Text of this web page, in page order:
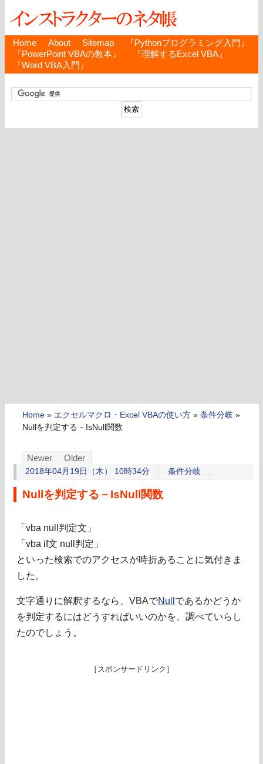
Home About Sitemap
『Pythonプログラミング入門』
『PowerPoint VBAの教本』
『理解するExcel VBA』
『Word VBA入門』
Home » エクセルマクロ・Excel VBAの使い方 » 条件分岐 »
Nullを判定する－IsNull関数
Newer Older
2018年04月19日（木） 10時34分 条件分岐
Nullを判定する－IsNull関数
「vba null判定文」
「vba if文 null判定」
といった検索でのアクセスが時折あることに気付きま
した。
文字通りに解釈するなら、VBAでNull であるかどうか
を判定するにはどうすればいいのかを、調べていらし
たのでしょう。
［スポンサードリンク］